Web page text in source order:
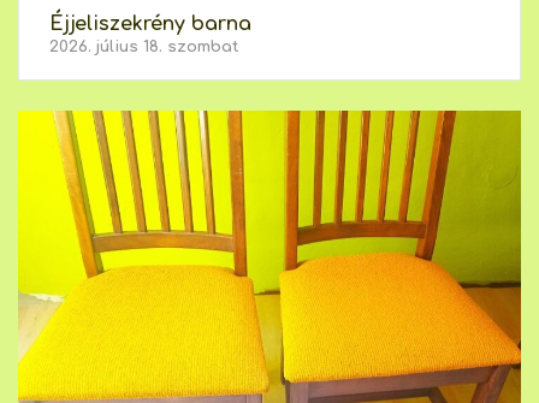
Éjjeliszekrény barna
2026. július 18. szombat